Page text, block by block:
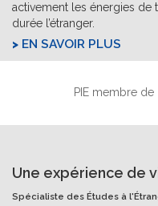
activement les énergies de
durée l’étranger.
EN SAVOIR PLUS
PIE membre de
Une expérience de
Spécialiste des Études à